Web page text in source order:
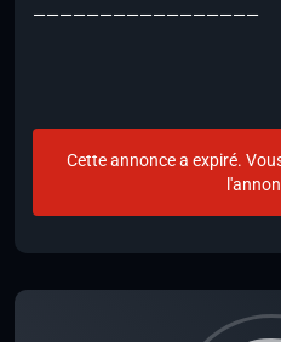
—————————————————
Cette annonce a expiré.